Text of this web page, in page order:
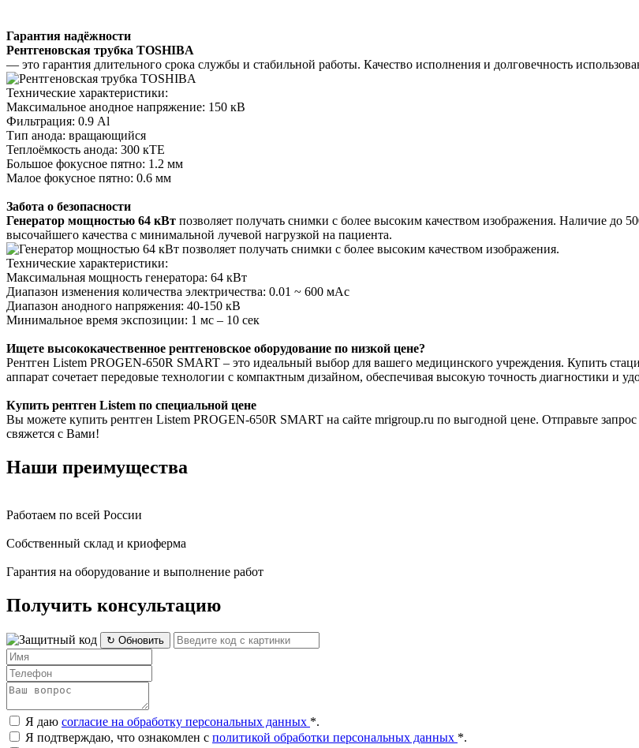
Гарантия надёжности
Рентгеновская трубка TOSHIBA
— это гарантия длительного срока службы и стабильной работы. Качество исполнения и долговечность
Технические характеристики:
Максимальное анодное напряжение: 150 кВ
Фильтрация: 0.9 Al
Тип анода: вращающийся
Теплоёмкость анода: 300 кТЕ
Большое фокусное пятно: 1.2 мм
Малое фокусное пятно: 0.6 мм
Забота о безопасности
Генератор мощностью 64 кВт позволяет получать снимки с более высоким качеством изображения. Наличие до
высочайшего качества с минимальной лучевой нагрузкой на пациента.
Технические характеристики:
Максимальная мощность генератора: 64 кВт
Диапазон изменения количества электричества: 0.01 ~ 600 мАс
Диапазон анодного напряжения: 40-150 кВ
Минимальное время экспозиции: 1 мс – 10 сек
Ищете высококачественное рентгеновское оборудование по низкой цене?
Рентген Listem PROGEN-650R SMART – это идеальный выбор для вашего медицинского учреждения. Купить
аппарат сочетает передовые технологии с компактным дизайном, обеспечивая высокую точность диагностики и
Купить рентген Listem по специальной цене
Вы можете купить рентген Listem PROGEN-650R SMART на сайте mrigroup.ru по выгодной цене. Отправьте
свяжется с Вами!
Наши преимущества
Работаем по всей России
Собственный склад и криоферма
Гарантия на оборудование и выполнение работ
Получить консультацию
↻ Обновить
Я даю согласие на обработку персональных данных *.
Я подтверждаю, что ознакомлен с политикой обработки персональных данных *.